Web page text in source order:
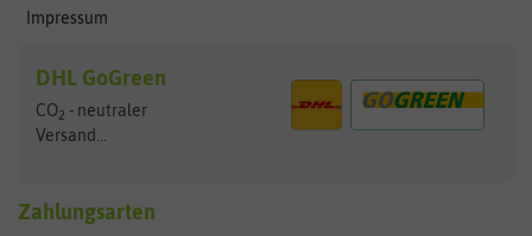
Impressum
DHL GoGreen
CO2 - neutraler
Versand...
Zahlungsarten